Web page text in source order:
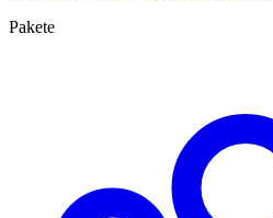
Pakete